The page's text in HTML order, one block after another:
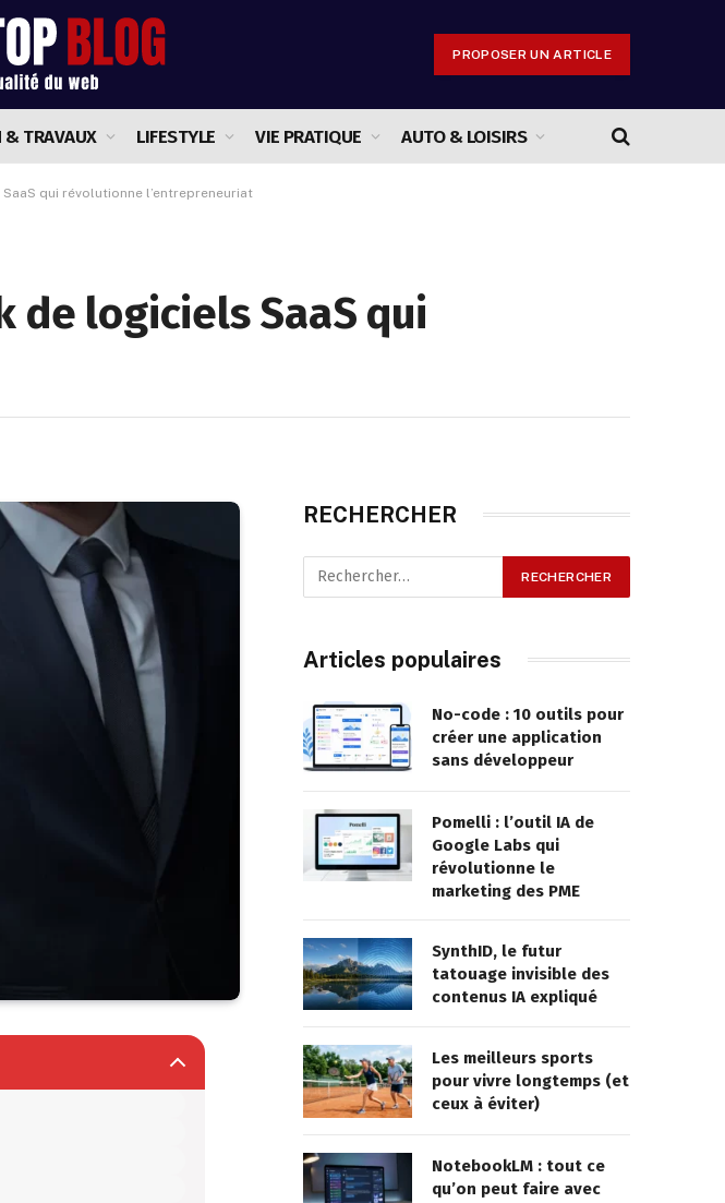
PROPOSER UN ARTICLE
& TRAVAUX LIFESTYLE VIE PRATIQUE AUTO & LOISIRS
qui révolutionne l’entrepreneuriat
de logiciels SaaS qui
RECHERCHER
Articles populaires
No-code : 10 outils pour
créer une application
sans développeur
Pomelli : l’outil IA de
Google Labs qui
révolutionne le
marketing des PME
SynthID, le futur
tatouage invisible des
contenus IA expliqué
Les meilleurs sports
pour vivre longtemps (et
ceux à éviter)
NotebookLM : tout ce
qu’on peut faire avec